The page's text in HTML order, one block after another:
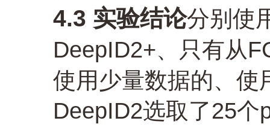
4.3 实验结论分别使
DeepID2+、只有从
使用少量数据的、使
DeepID2选取了25